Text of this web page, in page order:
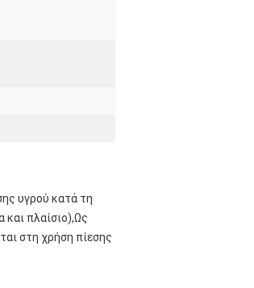
υγρού κατά τη
και πλαίσιο),Ως
στη χρήση πίεσης